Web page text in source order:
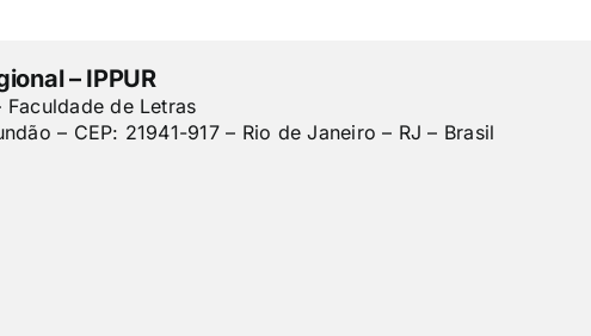
– IPPUR
de Letras
– CEP: 21941-917 – Rio de Janeiro – RJ – Brasil